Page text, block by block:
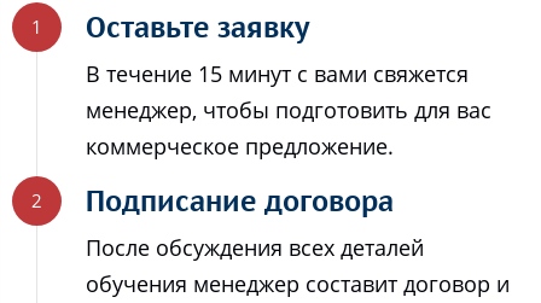
Оставьте заявку
В течение 15 минут с вами свяжется
менеджер, чтобы подготовить для вас
коммерческое предложение.
Подписание договора
После обсуждения всех деталей
обучения менеджер составит договор и